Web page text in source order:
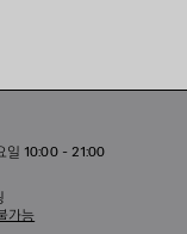
일 10:00 - 21:00
가능